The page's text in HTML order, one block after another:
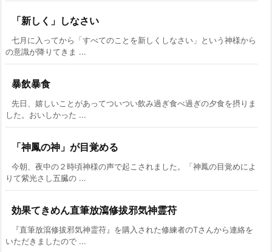
「新しく」しなさい
七月に入ってから「すべてのことを新しくしなさい」という神様から
の意識が降りてきま ...
暴飲暴食
先日、嬉しいことがあってついつい飲み過ぎ食べ過ぎの夕食を摂りま
した。おいしかった ...
「神鳳の神」が目覚める
今朝、夜中の２時頃神様の声で起こされました。「神鳳の目覚めによ
りて紫光さし五臓の ...
効果てきめん直筆放瀉修拔邪気神霊苻
『直筆放瀉修拔邪気神霊苻』を購入された修練者のTさんから連絡を
いただきましたので ...